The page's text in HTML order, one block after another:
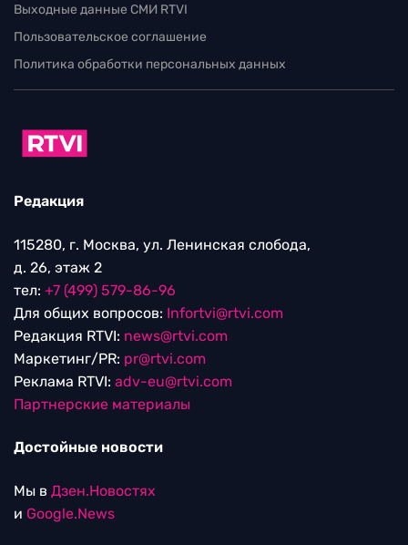
Выходные данные СМИ RTVI
Пользовательское соглашение
Политика обработки персональных данных
Редакция
115280, г. Москва, ул. Ленинская слобода,
д. 26, этаж 2
тел: +7 (499) 579-86-96
Для общих вопросов: Infortvi@rtvi.com
Редакция RTVI: news@rtvi.com
Маркетинг/PR: pr@rtvi.com
Реклама RTVI: adv-eu@rtvi.com
Партнерские материалы
Достойные новости
Мы в Дзен.Новостях
и Google.News